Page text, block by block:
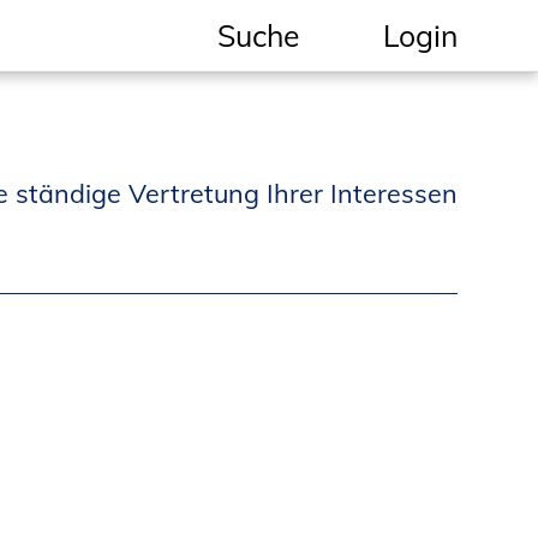
Suche
Informationen für
Login
ständige Vertretung Ihrer Interessen